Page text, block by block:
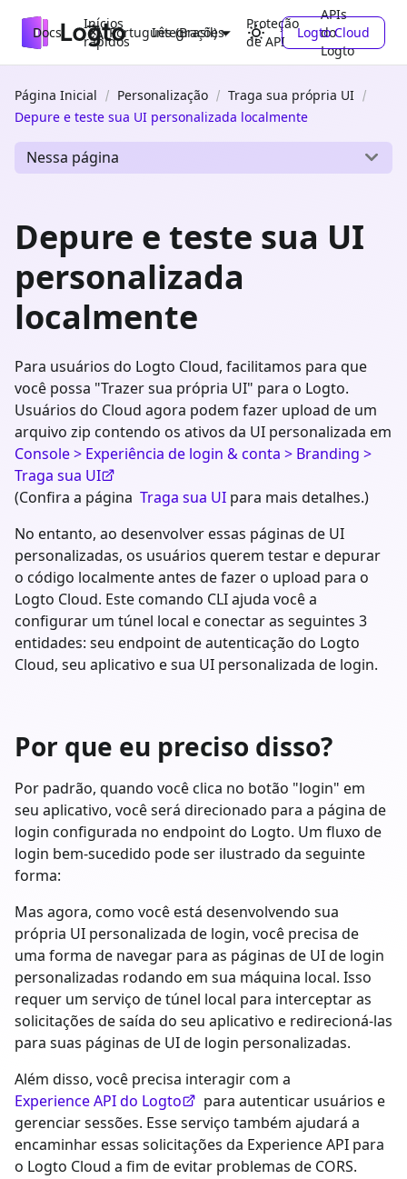
Docs
Inícios
rápidos
Integrações
Proteção
de API
APIs
do
Logto
Português (Brasil) Logto Cloud
Página Inicial Personalização
Traga sua própria UI
Depure e teste sua UI personalizada localmente
Nessa página
Depure e teste sua UI
personalizada
localmente
Para usuários do Logto Cloud, facilitamos para que
você possa "Trazer sua própria UI" para o Logto.
Usuários do Cloud agora podem fazer upload de um
arquivo zip contendo os ativos da UI personalizada em
Console > Experiência de login & conta > Branding >
Traga sua UI
(Confira a página Traga sua UI para mais detalhes.)
No entanto, ao desenvolver essas páginas de UI
personalizadas, os usuários querem testar e depurar
o código localmente antes de fazer o upload para o
Logto Cloud. Este comando CLI ajuda você a
configurar um túnel local e conectar as seguintes 3
entidades: seu endpoint de autenticação do Logto
Cloud, seu aplicativo e sua UI personalizada de login.
Por que eu preciso disso?
Por padrão, quando você clica no botão "login" em
seu aplicativo, você será direcionado para a página de
login configurada no endpoint do Logto. Um fluxo de
login bem-sucedido pode ser ilustrado da seguinte
forma:
Mas agora, como você está desenvolvendo sua
própria UI personalizada de login, você precisa de
uma forma de navegar para as páginas de UI de login
personalizadas rodando em sua máquina local. Isso
requer um serviço de túnel local para interceptar as
solicitações de saída do seu aplicativo e redirecioná-las
para suas páginas de UI de login personalizadas.
Além disso, você precisa interagir com a
Experience API do Logto
para autenticar usuários e
gerenciar sessões. Esse serviço também ajudará a
encaminhar essas solicitações da Experience API para
o Logto Cloud a fim de evitar problemas de CORS.